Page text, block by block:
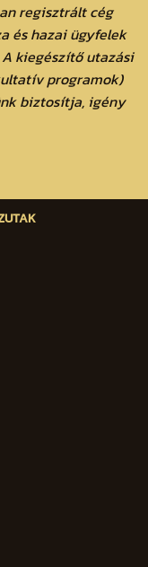
regisztrált cég
és hazai ügyfelek
kiegészítő utazási
programok)
biztosítja, igény